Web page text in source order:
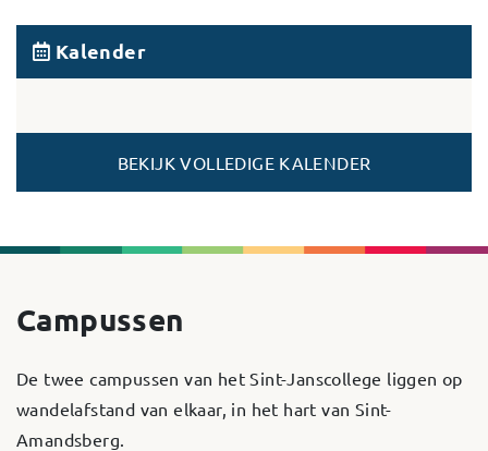
Kalender
BEKIJK VOLLEDIGE KALENDER
Campussen
De twee campussen van het Sint-Janscollege liggen op
wandelafstand van elkaar, in het hart van Sint-
Amandsberg.